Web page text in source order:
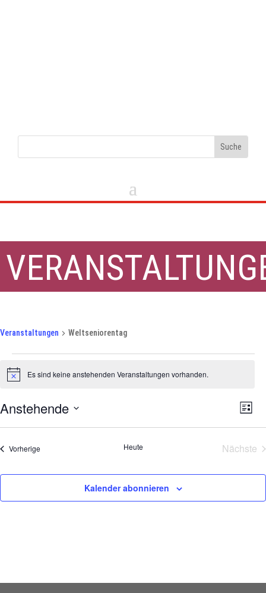
Veranstaltungen Weltseniorentag
HinweisEs sind keine anstehenden Veranstaltungen vorhanden.
Liste
Anstehende
Datum
Vorherige Heute
Nächste
Kalender abonnieren